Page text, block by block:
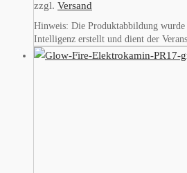
zzgl. Versand
Hinweis: Die Produktabbildung
Intelligenz erstellt und dient der